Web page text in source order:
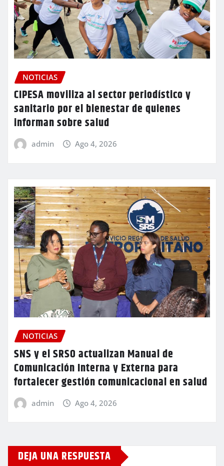
NOTICIAS
CIPESA moviliza al sector periodístico y
sanitario por el bienestar de quienes
informan sobre salud
admin Ago 4, 2026
NOTICIAS
SNS y el SRSO actualizan Manual de
Comunicación Interna y Externa para
fortalecer gestión comunicacional en salud
admin Ago 4, 2026
DEJA UNA RESPUESTA